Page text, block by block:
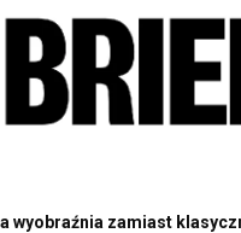
wyobraźnia zamiast